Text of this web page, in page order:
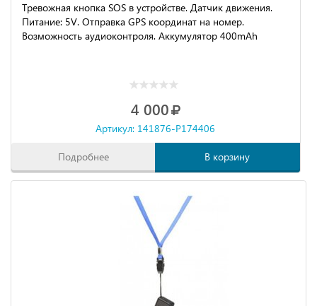
Тревожная кнопка SOS в устройстве. Датчик движения.
Питание: 5V. Отправка GPS координат на номер.
Возможность аудиоконтроля. Аккумулятор 400mAh
4 000
Артикул: 141876-P174406
Подробнее В корзину